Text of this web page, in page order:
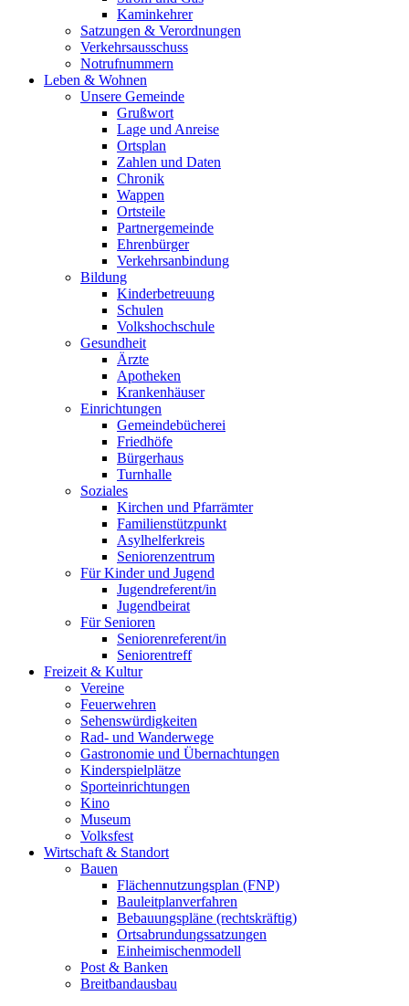
Kaminkehrer
Satzungen & Verordnungen
Verkehrsausschuss
Notrufnummern
Leben & Wohnen
Unsere Gemeinde
Grußwort
Lage und Anreise
Ortsplan
Zahlen und Daten
Chronik
Wappen
Ortsteile
Partnergemeinde
Ehrenbürger
Verkehrsanbindung
Bildung
Kinderbetreuung
Schulen
Volkshochschule
Gesundheit
Ärzte
Apotheken
Krankenhäuser
Einrichtungen
Gemeindebücherei
Friedhöfe
Bürgerhaus
Turnhalle
Soziales
Kirchen und Pfarrämter
Familienstützpunkt
Asylhelferkreis
Seniorenzentrum
Für Kinder und Jugend
Jugendreferent/in
Jugendbeirat
Für Senioren
Seniorenreferent/in
Seniorentreff
Freizeit & Kultur
Vereine
Feuerwehren
Sehenswürdigkeiten
Rad- und Wanderwege
Gastronomie und Übernachtungen
Kinderspielplätze
Sporteinrichtungen
Kino
Museum
Volksfest
Wirtschaft & Standort
Bauen
Flächennutzungsplan (FNP)
Bauleitplanverfahren
Bebauungspläne (rechtskräftig)
Ortsabrundungssatzungen
Einheimischenmodell
Post & Banken
Breitbandausbau